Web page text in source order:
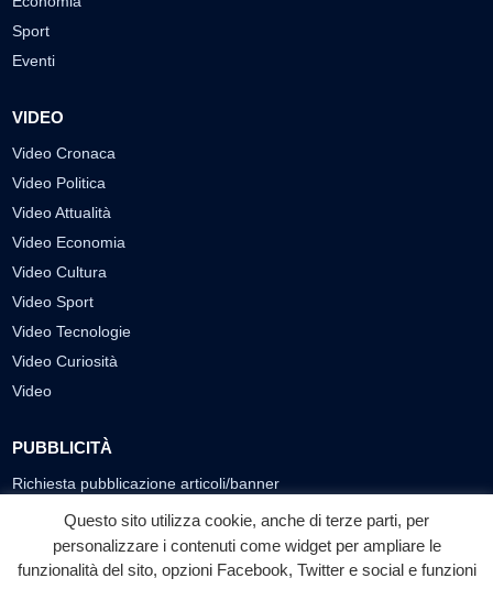
Sport
Eventi
VIDEO
Video Cronaca
Video Politica
Video Attualità
Video Economia
Video Cultura
Video Sport
Video Tecnologie
Video Curiosità
Video
PUBBLICITÀ
Richiesta pubblicazione articoli/banner
SEGUICI SUI SOCIAL
f ◎ ▶
Questo sito utilizza cookie, anche di terze parti, per
personalizzare i contenuti come widget per ampliare le
funzionalità del sito, opzioni Facebook, Twitter e social e funzioni